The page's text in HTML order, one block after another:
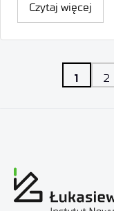
Czytaj więcej
1 2